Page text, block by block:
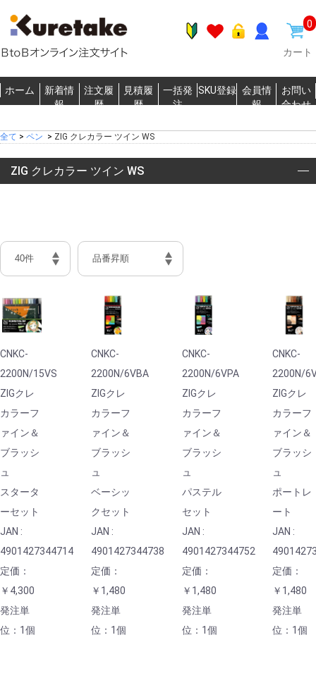
0
カート
ホーム
新着情
報
注文履
歴
見積履
歴
一括発
注
SKU登録 会員情
報
お問い
合わせ
全て > ペン > ZIG クレカラー ツイン WS
ZIG クレカラー ツイン WS
CNKC-
2200N/15VS
ZIGクレ
カラーフ
ァイン＆
ブラッシ
ュ
スタータ
ーセット
JAN :
4901427344714
定価：
￥4,300
発注単
位：1個
CNKC-
2200N/6VBA
ZIGクレ
カラーフ
ァイン＆
ブラッシ
ュ
ベーシッ
クセット
JAN :
4901427344738
定価：
￥1,480
発注単
位：1個
CNKC-
2200N/6VPA
ZIGクレ
カラーフ
ァイン＆
ブラッシ
ュ
パステル
セット
JAN :
4901427344752
定価：
￥1,480
発注単
位：1個
CNKC-
2200N/
ZIGクレ
カラーフ
ァイン＆
ブラッシ
ュ
ポートレ
ート
JAN :
定価：
￥1,480
発注単
位：1個